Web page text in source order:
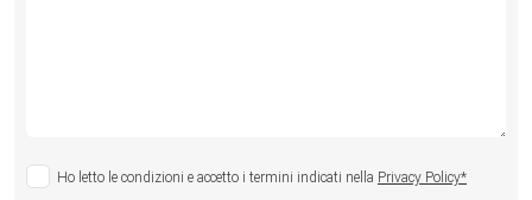
Ho letto le condizioni e accetto i termini indicati nella Privacy Policy*